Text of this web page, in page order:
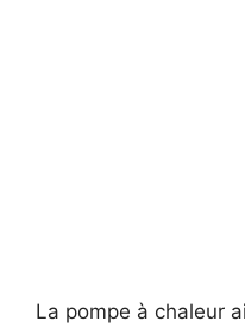
La pompe à chaleur